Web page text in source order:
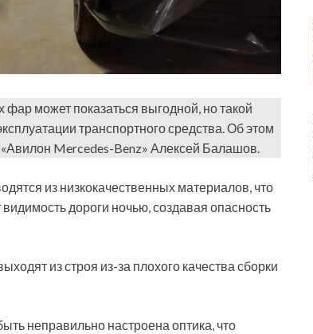
может показаться выгодной, но такой
транспортного средства. Об этом
Mercedes-Benz» Алексей Балашов.
из низкокачественных материалов, что
дороги ночью, создавая опасность
из строя из-за плохого качества сборки
неправильно настроена оптика, что